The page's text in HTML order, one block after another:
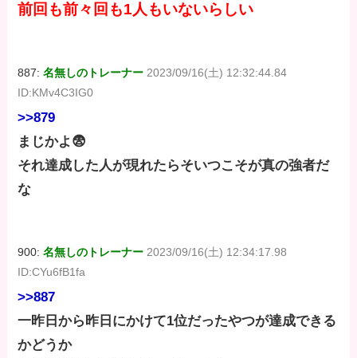
前回も前々回も1人もいないらしい
887:名無しのトレーナー 2023/09/16(土) 12:32:44.84
ID:KMv4C3IG0
>>879
まじかよ😨
それ達成した人が現れたらそいつこそが真の強者だ
な
900:名無しのトレーナー 2023/09/16(土) 12:34:17.98
ID:CYu6fB1fa
>>887
一昨日から昨日にかけて1位だったやつが達成できる
かどうか